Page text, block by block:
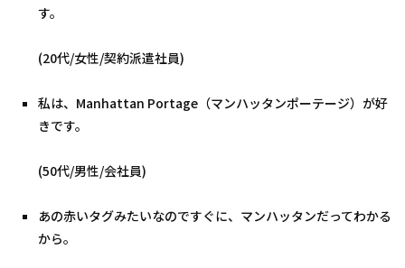
す。
(20代/女性/契約派遣社員)
私は、Manhattan Portage（マンハッタンポーテージ）が好
きです。
(50代/男性/会社員)
あの赤いタグみたいなのですぐに、マンハッタンだってわかる
から。